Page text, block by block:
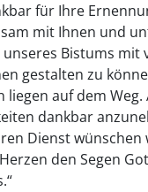
für Ihre
mit Ihnen und
Bistums mit
gestalten zu
auf dem Weg.
dankbar
Dienst wünschen
den Segen